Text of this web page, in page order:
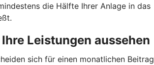
die Hälfte Ihrer Anlage in das
Leistungen aussehen
sich für einen monatlichen Beitrag